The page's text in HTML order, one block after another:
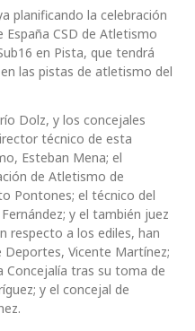
planificando la celebración
CSD de Atletismo
en Pista, que tendrá
las pistas de atletismo del
Dolz, y los concejales
técnico de esta
Esteban Mena; el
de Atletismo de
Pontones; el técnico del
y el también juez
respecto a los ediles, han
Vicente Martínez;
Concejalía tras su toma de
y el concejal de